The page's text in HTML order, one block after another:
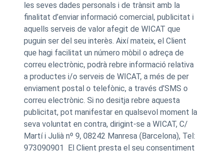
les seves dades personals i de trànsit amb la
finalitat d’enviar informació comercial, publicitat i
aquells serveis de valor afegit de WICAT que
puguin ser del seu interès. Així mateix, el Client
que hagi facilitat un número mòbil o adreça de
correu electrònic, podrà rebre informació relativa
a productes i/o serveis de WICAT, a més de per
enviament postal o telefònic, a través d’SMS o
correu electrònic. Si no desitja rebre aquesta
publicitat, pot manifestar en qualsevol moment la
seva voluntat en contra, dirigint-se a WICAT, C/
Martí i Julià nº 9, 08242 Manresa (Barcelona), Tel:
973090901 El Client presta el seu consentiment